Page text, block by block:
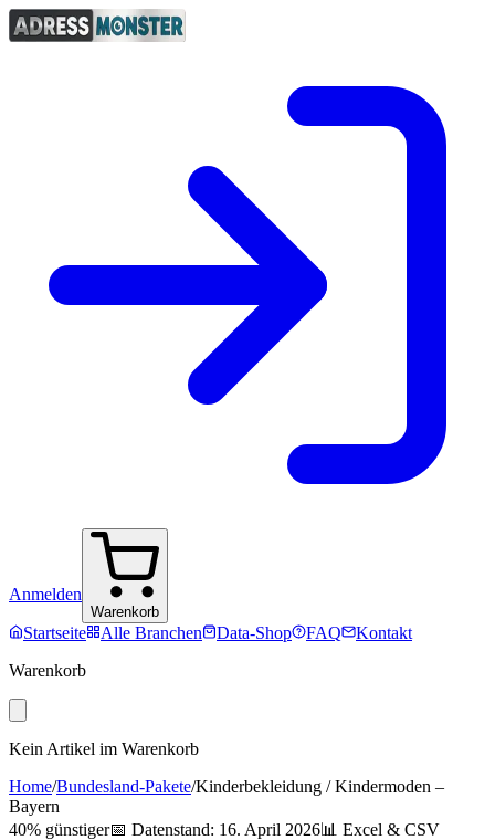
Anmelden
Warenkorb
Startseite Alle Branchen Data-Shop FAQ
Kontakt
Warenkorb
Kein Artikel im Warenkorb
Home/Bundesland-Pakete/Kinderbekleidung / Kindermoden –
Bayern
40% günstiger📅 Datenstand: 16. April 2026📊 Excel & CSV